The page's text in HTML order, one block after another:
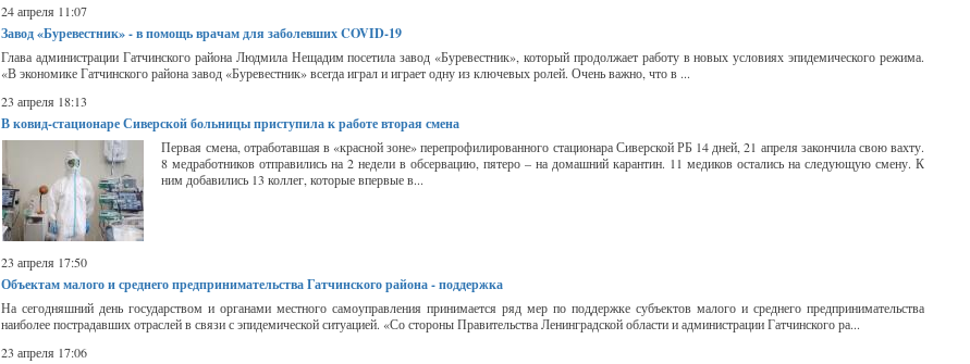
24 апреля 11:07
Завод «Буревестник» - в помощь врачам для заболевших COVID-19
Глава администрации Гатчинского района Людмила Нещадим посетила завод «Буревестник», который продолжает работу в новых условиях эпидемического режима.
«В экономике Гатчинского района завод «Буревестник» всегда играл и играет одну из ключевых ролей. Очень важно, что в ...
23 апреля 18:13
В ковид-стационаре Сиверской больницы приступила к работе вторая смена
Первая смена, отработавшая в «красной зоне» перепрофилированного стационара Сиверской РБ 14 дней, 21 апреля закончила свою вахту.
8 медработников отправились на 2 недели в обсервацию, пятеро – на домашний карантин. 11 медиков остались на следующую смену. К
ним добавились 13 коллег, которые впервые в...
23 апреля 17:50
Объектам малого и среднего предпринимательства Гатчинского района - поддержка
На сегодняшний день государством и органами местного самоуправления принимается ряд мер по поддержке субъектов малого и среднего предпринимательства
наиболее пострадавших отраслей в связи с эпидемической ситуацией. «Со стороны Правительства Ленинградской области и администрации Гатчинского ра...
23 апреля 17:06